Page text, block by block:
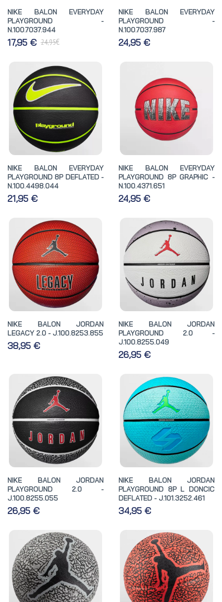
NIKE BALON EVERYDAY
PLAYGROUND -
N.100.7037.944
17,95 € 24,95€
NIKE BALON EVERYDAY
PLAYGROUND -
N.100.7037.987
24,95 €
NIKE BALON EVERYDAY
PLAYGROUND 8P DEFLATED -
N.100.4498.044
21,95 €
NIKE BALON EVERYDAY
PLAYGROUND 8P GRAPHIC -
N.100.4371.651
24,95 €
NIKE BALON JORDAN
LEGACY 2.0 - J.100.8253.855
38,95 €
NIKE BALON JORDAN
PLAYGROUND 2.0 -
J.100.8255.049
26,95 €
NIKE BALON JORDAN
PLAYGROUND 2.0 -
J.100.8255.055
26,95 €
NIKE BALON JORDAN
PLAYGROUND 8P L DONCIC
DEFLATED - J.101.3252.461
34,95 €